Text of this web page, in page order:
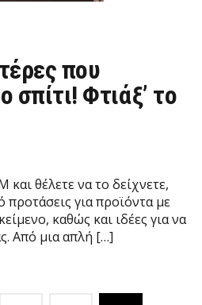
που
σπίτι! Φτιάξ’ το
και θέλετε να το δείχνετε,
για προϊόντα με
καθώς και ιδέες για να
Από μια απλή […]